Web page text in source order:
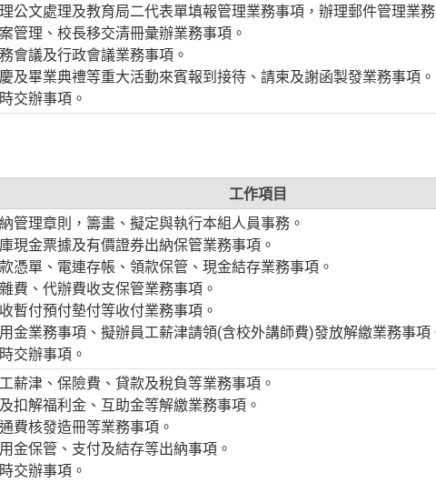
公文處理及教育局二代表單填報管理業務事項，辦理郵件管理業務
管理、校長移交清冊彙辦業務事項。
會議及行政會議業務事項。
及畢業典禮等重大活動來賓報到接待、請柬及謝函製發業務事項。
交辦事項。
工作項目
管理章則，籌畫、擬定與執行本組人員事務。
現金票據及有價證券出納保管業務事項。
憑單、電連存帳、領款保管、現金結存業務事項。
費、代辦費收支保管業務事項。
暫付預付墊付等收付業務事項。
金業務事項、擬辦員工薪津請領(含校外講師費)發放解繳業務事項
交辦事項。
薪津、保險費、貸款及稅負等業務事項。
扣解福利金、互助金等解繳業務事項。
費核發造冊等業務事項。
金保管、支付及結存等出納事項。
交辦事項。